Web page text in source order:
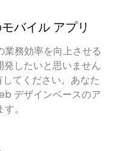
バイル アプリ
業務効率を向上させる
したいと思いません
てください。あなた
デザインベースのア
。